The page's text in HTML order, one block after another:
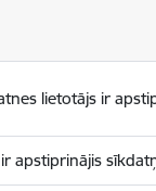
lietotājs ir
apstiprinājis